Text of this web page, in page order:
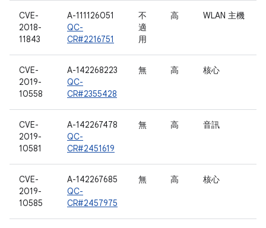
CVE-
2018-
11843
A-111126051
QC-
CR#2216751
不
適
用
高 WLAN 主機
CVE-
2019-
10558
A-142268223
QC-
CR#2355428
無 高 核心
CVE-
2019-
10581
A-142267478
QC-
CR#2451619
無 高 音訊
CVE-
2019-
10585
A-142267685
QC-
CR#2457975
無 高 核心